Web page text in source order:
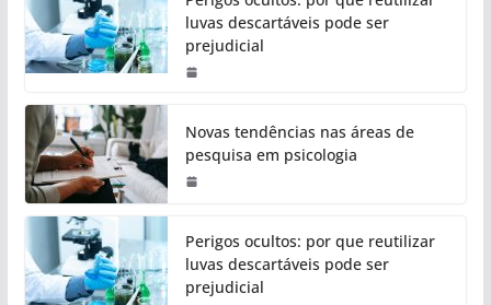
luvas descartáveis pode ser
prejudicial
Novas tendências nas áreas de
pesquisa em psicologia
Perigos ocultos: por que reutilizar
luvas descartáveis pode ser
prejudicial